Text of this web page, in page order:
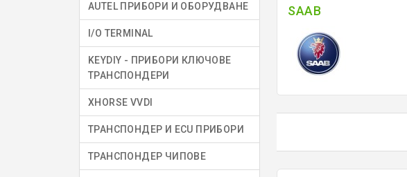
AUTEL ПРИБОРИ И ОБОРУДВАНЕ
I/O TERMINAL
KEYDIY - ПРИБОРИ КЛЮЧОВЕ
ТРАНСПОНДЕРИ
XHORSE VVDI
ТРАНСПОНДЕР И ECU ПРИБОРИ
ТРАНСПОНДЕР ЧИПОВЕ
SAAB